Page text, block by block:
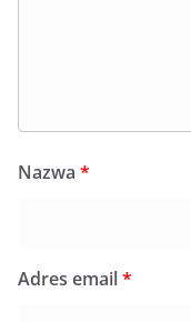
Nazwa *
Adres email*